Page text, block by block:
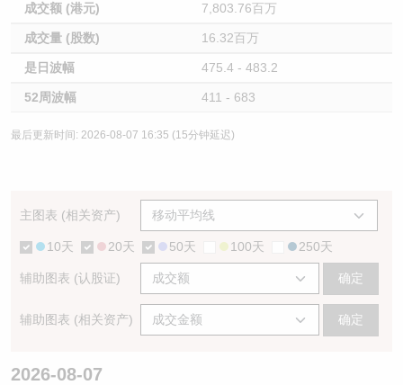
成交额 (港元) 7,803.76百万
成交量 (股数) 16.32百万
是日波幅 475.4 - 483.2
52周波幅 411 - 683
最后更新时间: 2026-08-07 16:35 (15分钟延迟)
主图表 (相关资产)
10天 20天 50天 100天 250天
辅助图表 (认股证) 确定
辅助图表 (相关资产) 确定
2026-08-07